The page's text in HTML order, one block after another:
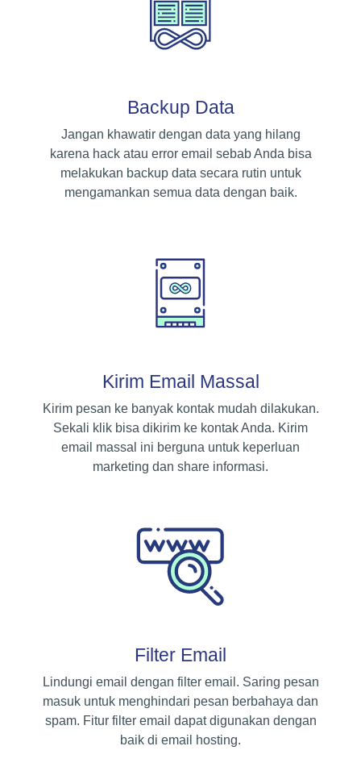
Backup Data
Jangan khawatir dengan data yang hilang
karena hack atau error email sebab Anda bisa
melakukan backup data secara rutin untuk
mengamankan semua data dengan baik.
Kirim Email Massal
Kirim pesan ke banyak kontak mudah dilakukan.
Sekali klik bisa dikirim ke kontak Anda. Kirim
email massal ini berguna untuk keperluan
marketing dan share informasi.
Filter Email
Lindungi email dengan filter email. Saring pesan
masuk untuk menghindari pesan berbahaya dan
spam. Fitur filter email dapat digunakan dengan
baik di email hosting.